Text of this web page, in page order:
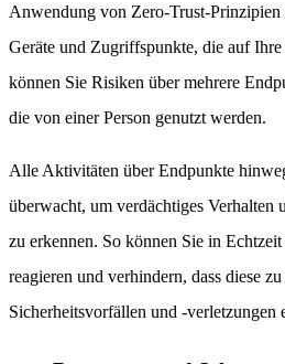
Anwendung von Zero-Trust-
Geräte und Zugriffspunkte, die auf
können Sie Risiken über mehrere
die von einer Person genutzt werden.
Alle Aktivitäten über Endpunkte
überwacht, um verdächtiges Verhalten
zu erkennen. So können Sie in
reagieren und verhindern, dass diese
Sicherheitsvorfällen und -verletzungen